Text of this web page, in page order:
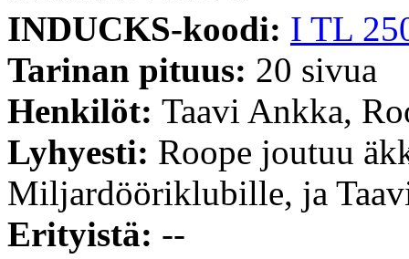
INDUCKS-koodi: I TL
Tarinan pituus: 20 sivua
Henkilöt: Taavi Ankka,
Lyhyesti: Roope joutuu
Miljardööriklubille, ja
Erityistä: --